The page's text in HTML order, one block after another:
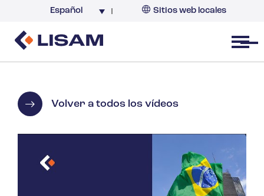
Español Sitios web locales
Open menu
Volver a todos los vídeos